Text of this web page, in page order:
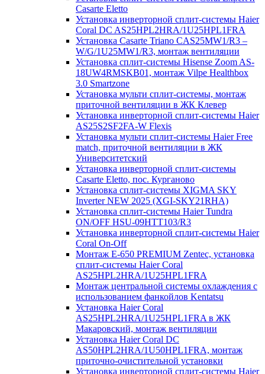
Casarte Eletto
Установка инверторной сплит-системы Haier
Coral DC AS25HPL2HRA/1U25HPL1FRA
Установка Casarte Triano CAS25MW1/R3 –
W/G/1U25MW1/R3, монтаж вентиляции
Установка сплит-системы Hisense Zoom AS-
18UW4RMSKB01, монтаж Vilpe Healthbox
3.0 Smartzone
Установка мульти сплит-системы, монтаж
приточной вентиляции в ЖК Клевер
Установка инверторной сплит-системы Haier
AS25S2SF2FA-W Flexis
Установка мульти сплит-системы Haier Free
match, приточной вентиляции в ЖК
Университетский
Установка инверторной сплит-системы
Casarte Eletto, пос. Курганово
Установка сплит-системы XIGMA SKY
Inverter NEW 2025 (XGI-SKY21RHA)
Установка сплит-системы Haier Tundra
ON/OFF HSU-09HTT103/R3
Установка инверторной сплит-системы Haier
Coral On-Off
Монтаж E-650 PREMIUM Zentec, установка
сплит-системы Haier Coral
AS25HPL2HRA/1U25HPL1FRA
Монтаж центральной системы охлаждения с
использованием фанкойлов Kentatsu
Установка Haier Coral
AS25HPL2HRA/1U25HPL1FRA в ЖК
Макаровский, монтаж вентиляции
Установка Haier Coral DC
AS50HPL2HRA/1U50HPL1FRA, монтаж
приточно-очистительной установки
Установка инверторной сплит-системы Haier